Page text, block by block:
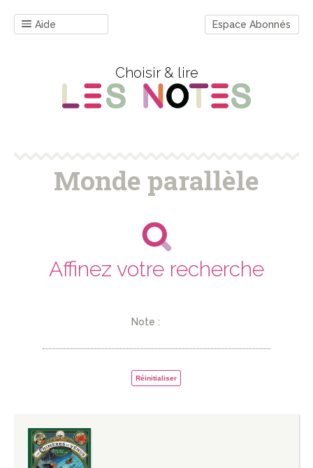
Aide Espace Abonnés
Choisir & lire
Monde parallèle
Affinez votre recherche
Note :
Réinitialiser